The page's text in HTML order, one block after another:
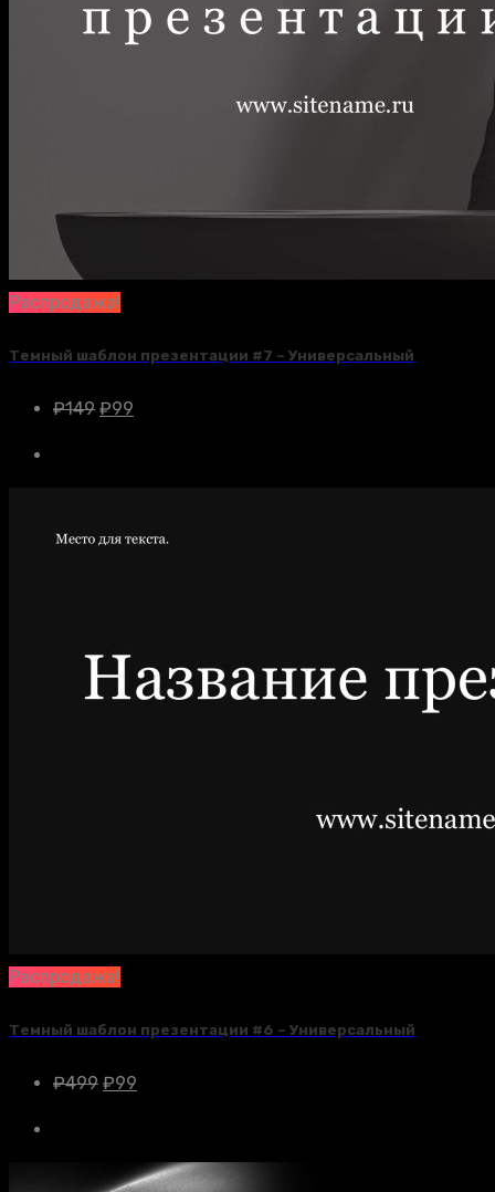
Распродажа!
Темный шаблон презентации #7 – Универсальный
₽149 ₽99
Распродажа!
Темный шаблон презентации #6 – Универсальный
₽499 ₽99